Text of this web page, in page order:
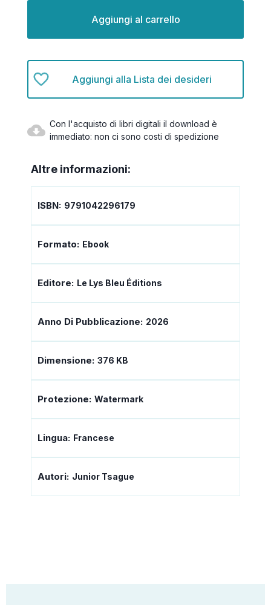
Aggiungi alla Lista dei desideri
Con l'acquisto di libri digitali il download è
immediato: non ci sono costi di spedizione
Altre informazioni:
ISBN: 9791042296179
Formato: Ebook
Editore: Le Lys Bleu Éditions
Anno Di Pubblicazione: 2026
Dimensione: 376 KB
Protezione: Watermark
Lingua: Francese
Autori: Junior Tsague